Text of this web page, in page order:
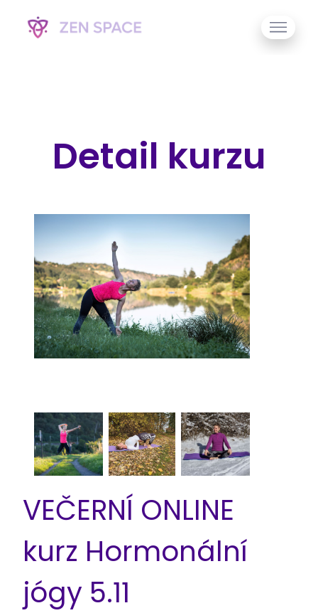
Detail kurzu
VEČERNÍ ONLINE
kurz Hormonální
jógy 5.11